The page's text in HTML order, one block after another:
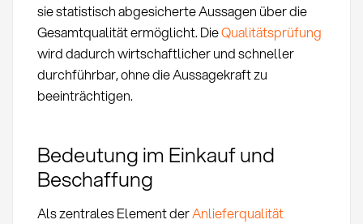
sie statistisch abgesicherte Aussagen über die
Gesamtqualität ermöglicht. DieQualitätsprüfung
wird dadurch wirtschaftlicher und schneller
durchführbar, ohne die Aussagekraft zu
beeinträchtigen.
Bedeutung im Einkauf und
Beschaffung
Als zentrales Element derAnlieferqualität